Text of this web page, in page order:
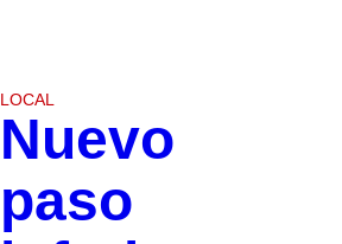
LOCAL
Nuevo
paso